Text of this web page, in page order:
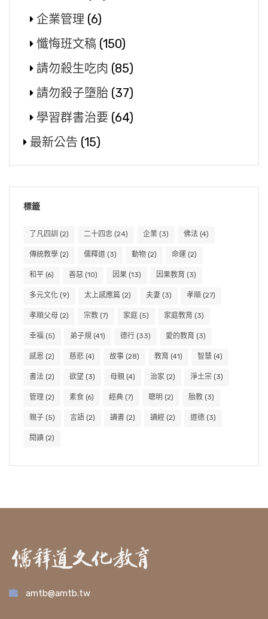
企業管理 (6)
懺悔班文稿 (150)
請勿殺生吃肉 (85)
請勿殺子墮胎 (37)
學習群書治要 (64)
最新公告 (15)
標籤
了凡四訓 (2) 二十四忠 (24) 企業 (3) 佛法 (4)
傳統教學 (2) 儒釋道 (3) 動物 (2) 命運 (2)
和平 (6) 善惡 (10) 因果 (13) 因果教育 (3)
多元文化 (9) 太上感應篇 (2) 夫妻 (3) 孝順 (27)
孝順父母 (2) 宗教 (7) 家庭 (5) 家庭教育 (3)
幸福 (5) 弟子規 (41) 德行 (33) 愛的教育 (3)
感恩 (2) 慈悲 (4) 故事 (28) 教育 (41) 智慧 (4)
書法 (2) 欲望 (3) 母親 (4) 治家 (2) 淨土宗 (3)
管理 (2) 素食 (6) 經典 (7) 聰明 (2) 胎教 (3)
親子 (5) 言語 (2) 讀書 (2) 讀經 (2) 道德 (3)
閱讀 (2)
amtb@amtb.tw